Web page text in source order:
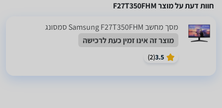
חוות דעת על מוצר F27T350FHM
מסך מחשב Samsung F27T350FHM סמסונג
מוצר זה אינו זמין כעת לרכישה
3.5
(
2
)